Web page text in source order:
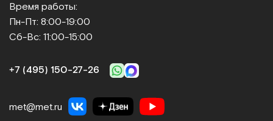
Время работы:
Пн-Пт: 8:00-19:00
Сб-Вс: 11:00-15:00
+7 (495) 150‑27‑26
met@met.ru